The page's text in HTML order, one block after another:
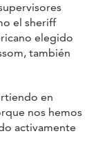
el sheriff
elegido
también
en
nos hemos
activamente